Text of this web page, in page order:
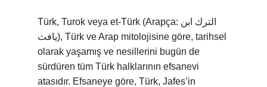
Türk, Turok veya et-Türk (Arapça: الترك ابن
يافث), Türk ve Arap mitolojisine göre, tarihsel
olarak yaşamış ve nesillerini bugün de
sürdüren tüm Türk halklarının efsanevi
atasıdır. Efsaneye göre, Türk, Jafes’in